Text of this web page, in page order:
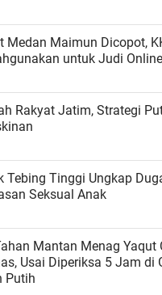
Medan Maimun Dicopot,
untuk Judi Online
Rakyat Jatim, Strategi
Tebing Tinggi Ungkap
Seksual Anak
Mantan Menag Yaqut
Usai Diperiksa 5 Jam di
Putih